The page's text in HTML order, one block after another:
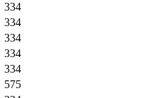
334
334
334
334
334
575